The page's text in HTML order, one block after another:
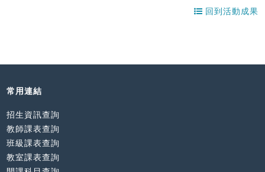
回到活動成果
常用連結
招生資訊查詢
教師課表查詢
班級課表查詢
教室課表查詢